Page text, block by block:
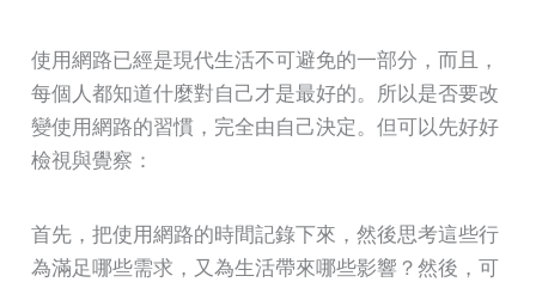
使用網路已經是現代生活不可避免的一部分，而且，
每個人都知道什麼對自己才是最好的。所以是否要改
變使用網路的習慣，完全由自己決定。但可以先好好
檢視與覺察：
首先，把使用網路的時間記錄下來，然後思考這些行
為滿足哪些需求，又為生活帶來哪些影響？然後，可